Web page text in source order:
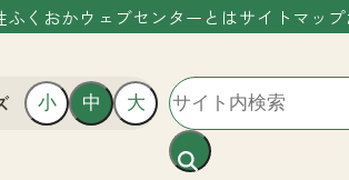
ふくおかウェブセンターとはサイトマップ
小 中 大